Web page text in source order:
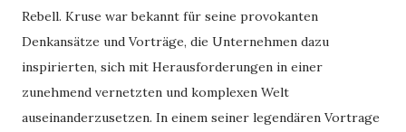
Rebell. Kruse war bekannt für seine provokanten
Denkansätze und Vorträge, die Unternehmen dazu
inspirierten, sich mit Herausforderungen in einer
zunehmend vernetzten und komplexen Welt
auseinanderzusetzen. In einem seiner legendären Vortrage